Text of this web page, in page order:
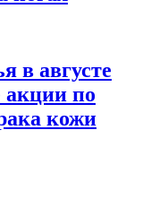
в августе
акции по
кожи